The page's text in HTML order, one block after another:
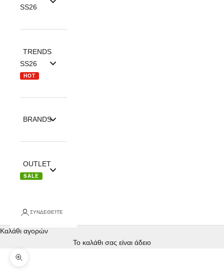
SS26
TRENDS
SS26
HOT
BRANDS
OUTLET
SALE
ΣΥΝΔΕΘΕΊΤΕ
Καλάθι αγορών
Το καλάθι σας είναι άδειο
Zoom picture